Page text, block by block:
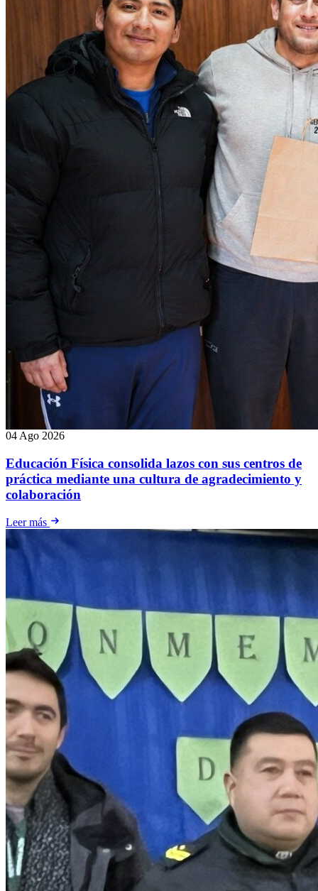
04 Ago 2026
Educación Física consolida lazos con sus centros de
práctica mediante una cultura de agradecimiento y
colaboración
Leer más